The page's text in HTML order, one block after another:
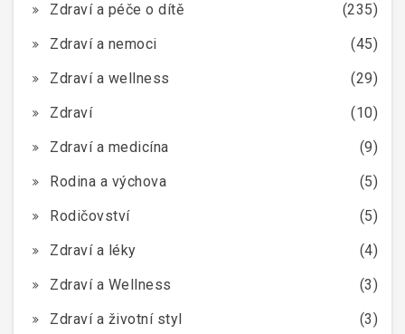
Zdraví a péče o dítě
(235)
Zdraví a nemoci
(45)
Zdraví a wellness
(29)
Zdraví
(10)
Zdraví a medicína
(9)
Rodina a výchova
(5)
Rodičovství
(5)
Zdraví a léky
(4)
Zdraví a Wellness
(3)
Zdraví a životní styl
(3)